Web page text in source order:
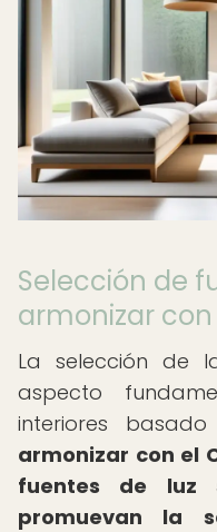
Selección de
armonizar con
La selección de
aspecto
interiores
armonizar con el
fuentes de luz
promuevan la